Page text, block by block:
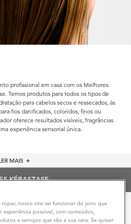
profissional em casa com os Melhores
Temos produtos para todos os tipos de
para cabelos secos e ressecados, às
fios danificados, coloridos, finos ou
oferece resultados visíveis, fragrâncias
experiência sensorial única.
MAIS ＋
KÉRASTASE
Ordenar Por
topar, nosso site vai funcionar do jeito que
experiência possível, com conteúdos,
e serviços que são a sua cara. Se quiser